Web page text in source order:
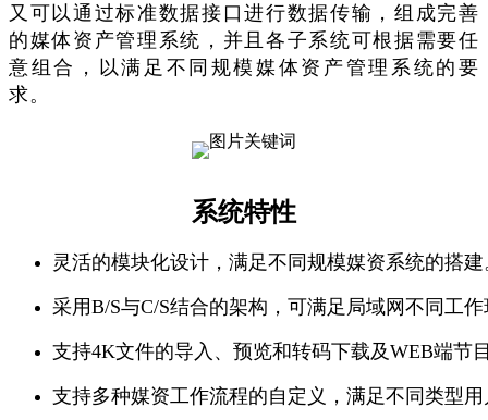
又可以通过标准数据接口进行数据传输，组成完善
的媒体资产管理系统，并且各子系统可根据需要任
意组合，以满足不同规模媒体资产管理系统的要
求。
系统特性
灵活的模块化设计，满足不同规模媒资系统的搭建
采用B/S与C/S结合的架构，可满足局域网不同工
支持4K文件的导入、预览和转码下载及WEB端节
支持多种媒资工作流程的自定义，满足不同类型